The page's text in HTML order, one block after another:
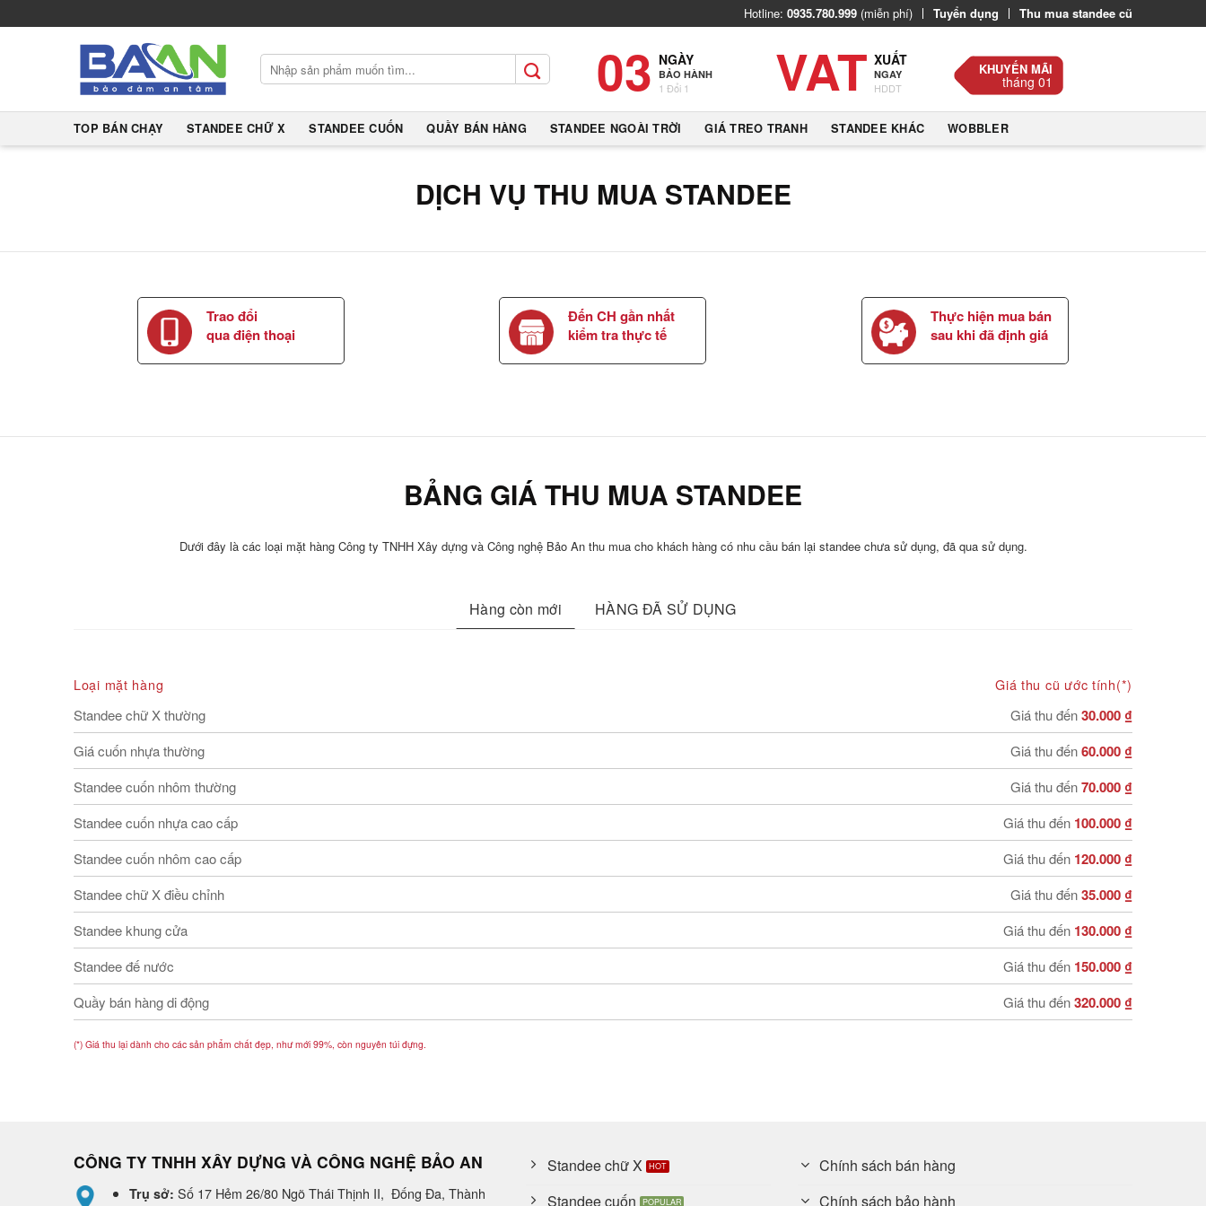
to
Hotline: 0935.780.999 (miễn phí) Tuyển dụng Thu mua standee cũ
Tìm
kiếm:
03 NGÀY
BẢO HÀNH
1 Đổi 1 VAT XUẤT
NGAY
HDDT
KHUYẾN MÃI
tháng 01
TOP BÁN CHẠY STANDEE CHỮ X STANDEE CUỐN QUẦY BÁN HÀNG STANDEE NGOÀI TRỜI GIÁ TREO TRANH STANDEE KHÁC WOBBLER
DỊCH VỤ THU MUA STANDEE
Trao đổi
qua điện thoại
Đến CH gần nhất
kiểm tra thực tế
Thực hiện mua bán
sau khi đã định giá
BẢNG GIÁ THU MUA STANDEE
Dưới đây là các loại mặt hàng Công ty TNHH Xây dựng và Công nghệ Bảo An thu mua cho khách hàng có nhu cầu bán lại standee chưa sử dụng, đã qua sử dụng.
Hàng còn mới HÀNG ĐÃ SỬ DỤNG
Loại mặt hàng
Giá thu cũ ước tính(*)
Standee chữ X thường
Giá thu đến30.000 ₫
Giá cuốn nhựa thường Giá thu đến60.000 ₫
Standee cuốn nhôm thường Giá thu đến70.000 ₫
Standee cuốn nhựa cao cấp Giá thu đến 100.000 ₫
Standee cuốn nhôm cao cấp Giá thu đến 120.000 ₫
Standee chữ X điều chỉnh Giá thu đến35.000 ₫
Standee khung cửa Giá thu đến 130.000 ₫
Standee đế nước Giá thu đến 150.000 ₫
Quầy bán hàng di động Giá thu đến320.000 ₫
(*) Giá thu lại dành cho các sản phẩm chất đẹp, như mới 99%, còn nguyên túi đựng.
CÔNG TY TNHH XÂY DỰNG VÀ CÔNG NGHỆ BẢO AN
Trụ sở: Số 17 Hẻm 26/80 Ngõ Thái Thịnh II, Đống Đa, Thành
Standee chữ X
Standee cuốn
Chính sách bán hàng
Chính sách bảo hành